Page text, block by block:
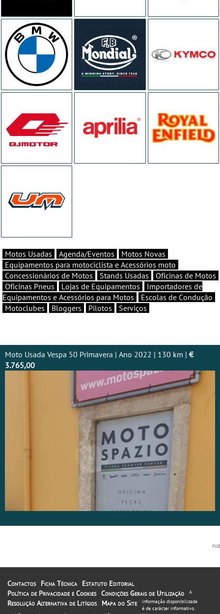
Motos Usadas Agenda/Eventos
Motos Novas
Equipamentos para motociclista e Acessórios moto
Concessionários de Motos
Stands Usadas
Oficinas de Motos
Oficinas Pneus
Lojas de Equipamentos
Importadores de
Equipamentos e Acessórios para Motos
Escolas de Condução
Motoclubes
Bloggers Pilotos Serviços
Moto Usada Vespa 50 Primavera | Ano 2022 | 130 km | €
3.765,00
Contactos Ficha Técnica
Estatuto Editorial
Política de Privacidade e Cookies Condições Gerais de Utilização
Resolução Alternativa de Litígios
Mapa do Site
A
informação disponibilizada
é de carácter informativo.